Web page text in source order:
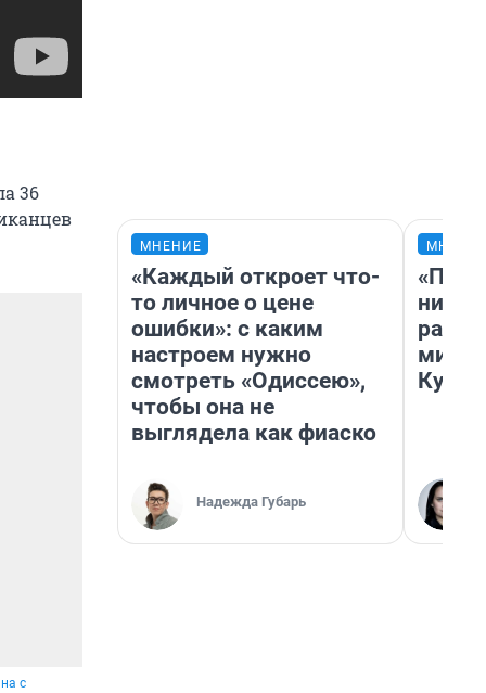
36
с
МНЕНИЕ
«Каждый откроет что-
то личное о цене
ошибки»: с каким
настроем нужно
смотреть «Одиссею»,
чтобы она не
выглядела как фиаско
Надежда Губарь
Кузи